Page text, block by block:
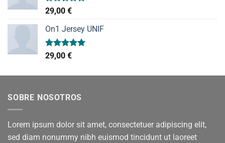
Valorado
con
de 5
29,00 €
On1 Jersey UNIF
Valorado
con
29,00 €
SOBRE NOSOTROS
Lorem ipsum dolor sit amet, consectetuer adipiscing elit,
sed diam nonummy nibh euismod tincidunt ut laoreet